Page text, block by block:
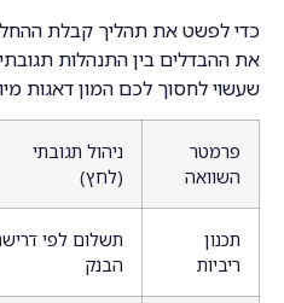
כדי לפשט את תהליך קבלת
את ההבדלים בין התנהלות
שעשוי לחסוך לכם המון דאגות
פרמטר
השוואה
ניהול תגובתי
(לחץ)
תכנון
ריביות
תשלום לפי
הבנק